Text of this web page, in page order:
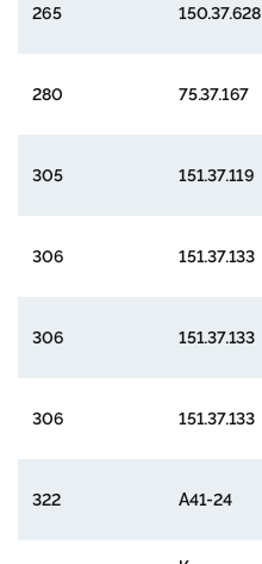
265 150.37.628
280 75.37.167
305 151.37.119
306 151.37.133
306 151.37.133
306 151.37.133
322 А41-24